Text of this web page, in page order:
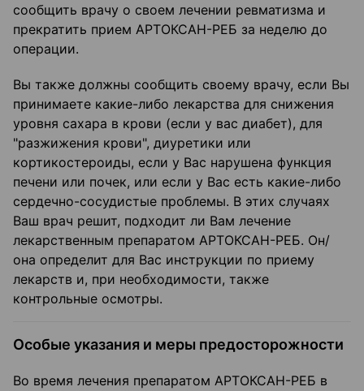
сообщить врачу о своем лечении ревматизма и
прекратить прием АРТОКСАН-РЕБ за неделю до
операции.
Вы также должны сообщить своему врачу, если Вы
принимаете какие-либо лекарства для снижения
уровня сахара в крови (если у вас диабет), для
"разжижения крови", диуретики или
кортикостероиды, если у Вас нарушена функция
печени или почек, или если у Вас есть какие-либо
сердечно-сосудистые проблемы. В этих случаях
Ваш врач решит, подхо­дит ли Вам лечение
лекарственным препаратом АРТОКСАН-РЕБ. Он/
она определит для Вас инструкции по приему
лекарств и, при необходимости, также
контрольные осмотры.
Особые указания и меры предосторожности
Во время лечения препаратом АРТОКСАН-РЕБ в